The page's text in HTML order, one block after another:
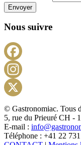
Envoyer
Nous suivre
© Gastronomiac. Tous
5, rue du Prieuré CH -
E-mail :
Téléphone : +41 22